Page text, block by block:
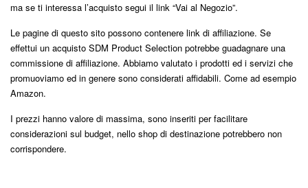
ma se ti interessa l’acquisto segui il link “Vai al Negozio”.
Le pagine di questo sito possono contenere link di affiliazione. Se
effettui un acquisto SDM Product Selection potrebbe guadagnare una
commissione di affiliazione. Abbiamo valutato i prodotti ed i servizi che
promuoviamo ed in genere sono considerati affidabili. Come ad esempio
Amazon.
I prezzi hanno valore di massima, sono inseriti per facilitare
considerazioni sul budget, nello shop di destinazione potrebbero non
corrispondere.